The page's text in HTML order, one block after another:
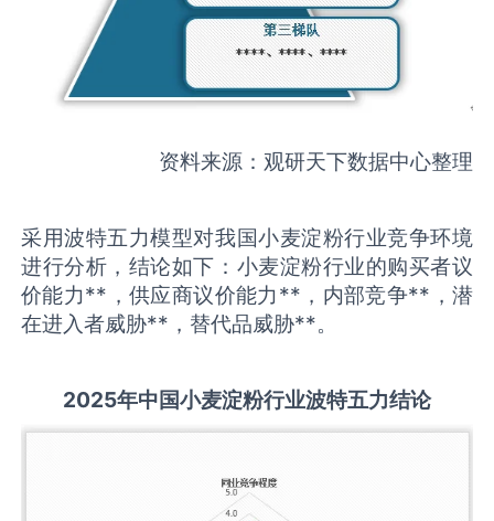
资料来源：观研天下数据中心整理
采用波特五力模型对我国小麦淀粉行业竞争环境
进行分析，结论如下：小麦淀粉行业的购买者议
价能力**，供应商议价能力**，内部竞争**，潜
在进入者威胁**，替代品威胁**。
2025年中国小麦淀粉行业波特五力结论